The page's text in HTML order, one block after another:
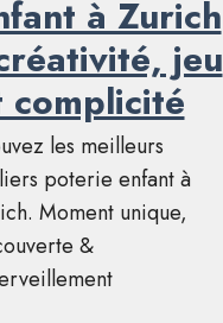
à Zurich
jeu
complicité
les meilleurs
poterie enfant à
Moment unique,
&